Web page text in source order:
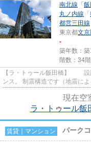
南北線 「
丸ノ内線 「
都営三田線
東京都文京
-
築年数：
階数：34
【ラ・トゥール飯田橋】 設
ンス。 制震構造です（地震に
現在空
ラ・トゥール飯
賃貸｜マンション パーク